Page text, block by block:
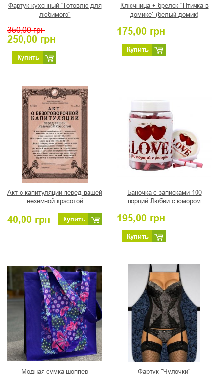
Фартук кухонный "Готовлю для
любимого"
350,00 грн
250,00 грн
Купить
Ключница + брелок "Птичка в
домике" (белый домик)
175,00 грн
Купить
Акт о капитуляции перед вашей
неземной красотой
40,00 грн Купить
Баночка с записками 100
порций Любви с юмором
195,00 грн
Купить
Модная сумка-шоппер Фартук "Чулочки"